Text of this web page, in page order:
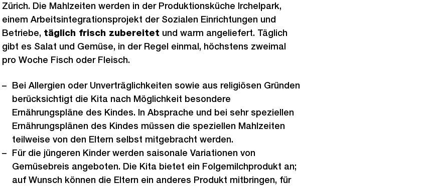
Zürich. Die Mahlzeiten werden in der Produktionsküche Irchelpark,
einem Arbeitsintegrationsprojekt der Sozialen Einrichtungen und
Betriebe, täglich frisch zubereitet und warm angeliefert. Täglich
gibt es Salat und Gemüse, in der Regel einmal, höchstens zweimal
pro Woche Fisch oder Fleisch.
Bei Allergien oder Unverträglichkeiten sowie aus religiösen Gründen
berücksichtigt die Kita nach Möglichkeit besondere
Ernährungspläne des Kindes. In Absprache und bei sehr speziellen
Ernährungsplänen des Kindes müssen die speziellen Mahlzeiten
teilweise von den Eltern selbst mitgebracht werden.
Für die jüngeren Kinder werden saisonale Variationen von
Gemüsebreis angeboten. Die Kita bietet ein Folgemilchprodukt an;
auf Wunsch können die Eltern ein anderes Produkt mitbringen, für